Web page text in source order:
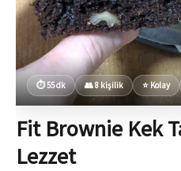
⏱ 55 dk 👥 8 kişilik ⭐ Kolay
Fit Brownie Kek
Lezzet